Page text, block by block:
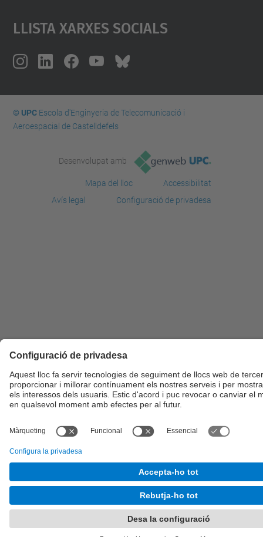
Llista Xarxes Socials
© UPCEscola d'Enginyeria de Telecomunicació i
Aeroespacial de Castelldefels
Desenvolupat amb
Mapa del lloc
Accessibilitat
Avís legal
Configuració de privadesa